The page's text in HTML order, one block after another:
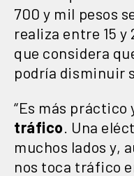
700 y mil pesos
realiza entre 15 y
que considera
podría disminuir
“Es más práctico
tráfico . Una
muchos lados y,
nos toca tráfico